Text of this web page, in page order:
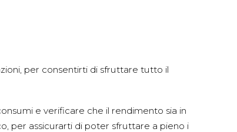
per consentirti di sfruttare tutto il
e verificare che il rendimento sia in
per assicurarti di poter sfruttare a pieno i